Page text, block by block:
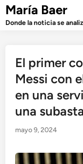
Saltar
contenido
María Baer
Donde la noticia se
El primer
Messi con
en una
una
mayo 9, 2024